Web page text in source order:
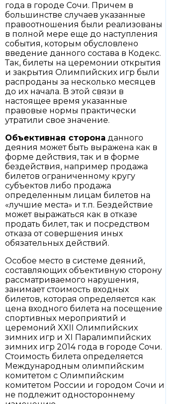
года в городе Сочи. Причем в
большинстве случаев указанные
правоотношения были реализованы
в полной мере еще до наступления
события, которым обусловлено
введение данного состава в Кодекс.
Так, билеты на церемонии открытия
и закрытия Олимпийских игр были
распроданы за несколько месяцев
до их начала. В этой связи в
настоящее время указанные
правовые нормы практически
утратили свое значение.
Объективная сторона данного
деяния может быть выражена как в
форме действия, так и в форме
бездействия, например продажа
билетов ограниченному кругу
субъектов либо продажа
определенным лицам билетов на
«лучшие места» и т.п. Бездействие
может выражаться как в отказе
продать билет, так и посредством
отказа от совершения иных
обязательных действий.
Особое место в системе деяний,
составляющих объективную сторону
рассматриваемого нарушения,
занимает стоимость входных
билетов, которая определяется как
цена входного билета на посещение
спортивных мероприятий и
церемоний XXII Олимпийских
зимних игр и XI Паралимпийских
зимних игр 2014 года в городе Сочи.
Стоимость билета определяется
Международным олимпийским
комитетом с Олимпийским
комитетом России и городом Сочи и
не подлежит одностороннему